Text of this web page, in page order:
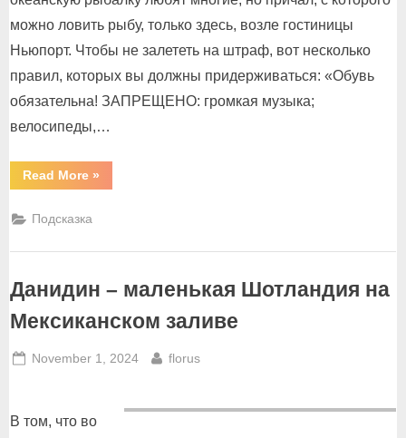
можно ловить рыбу, только здесь, возле гостиницы
Ньюпорт. Чтобы не залететь на штраф, вот несколько
правил, которых вы должны придерживаться: «Обувь
обязательна! ЗАПРЕЩЕНО: громкая музыка;
велосипеды,…
Read More“Рыбацкое
счастье”
»
Подсказка
Данидин – маленькая Шотландия на
Мексиканском заливе
Posted
November 1, 2024 By
florus
В том, что во